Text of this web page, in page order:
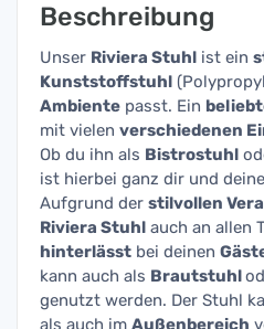
Beschreibung
Unser Riviera Stuhl ist ein
Kunststoffstuhl
Ambiente passt. Ein
mit vielen verschiedenen
Ob du ihn als Bistrostuhl
ist hierbei ganz dir und
Aufgrund der stilvollen
Riviera Stuhl auch an allen
hinterlässt bei deinen
kann auch als Brautstuhl
genutzt werden. Der Stuhl
als auch im Außenbereich